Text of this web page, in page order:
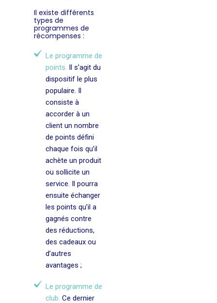
Il existe différents
types de
programmes de
récompenses :
Le programme de
points. Il s’agit du
dispositif le plus
populaire. Il
consiste à
accorder à un
client un nombre
de points défini
chaque fois qu’il
achète un produit
ou sollicite un
service. Il pourra
ensuite échanger
les points qu’il a
gagnés contre
des réductions,
des cadeaux ou
d’autres
avantages ;
Le programme de
club. Ce dernier